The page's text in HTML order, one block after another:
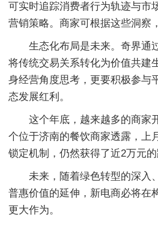
可实时追踪消费者行为轨迹与市
营销策略。商家可根据这些洞察
生态化布局是未来。奇界通
将传统交易关系转化为价值共建
身经营角度思考，更要积极参与
态发展红利。
这个年底，越来越多的商家
个位于济南的餐饮商家透露，上
锁定机制，仍然获得了近2万元的
未来，随着绿色转型的深入
普惠价值的延伸，新电商必将在
更大作为。